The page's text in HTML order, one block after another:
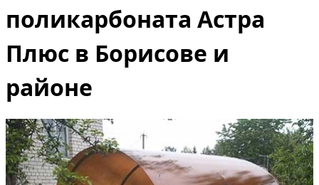
поликарбоната Астра
Плюс в Борисове и
районе